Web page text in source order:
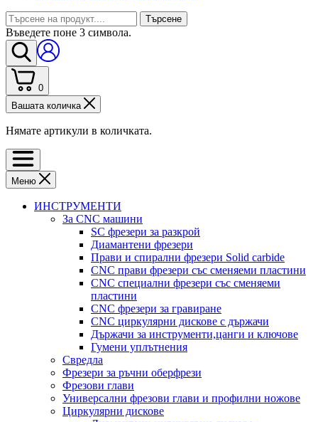
Търсене
Въведете поне 3 символа.
0
Вашата количка
Нямате артикули в количката.
Меню
ИНСТРУМЕНТИ
За CNC машини
SC фрезери за разкрой
Диамантени фрезери
Прави и спирални фрезери Solid carbide
CNC прави фрезери със сменяеми пластини
CNC специални фрезери със сменяеми
пластини
CNC фрезери за гравиране
CNC циркулярни дискове с държачи
Държачи за инструменти,цанги и ключове
Гумени уплътнения
Свредла
Фрезери за ръчни оберфрези
Фрезови глави
Универсални фрезови глави и профилни ножове
Циркулярни дискове